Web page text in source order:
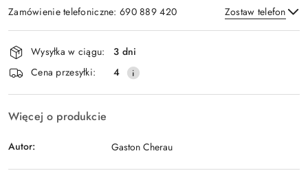
Zamówienie telefoniczne: 690 889 420 Zostaw telefon
Wyślij
Dostępność
i
dostawa
Wysyłka w ciągu:
3 dni
Cena przesyłki:
4
Więcej o produkcie
Autor: Gaston Cherau